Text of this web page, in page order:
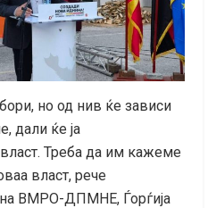
но од нив ќе зависи
дали ќе ја
Треба да им кажеме
власт, рече
на ВМРО-ДПМНЕ, Ѓорѓија